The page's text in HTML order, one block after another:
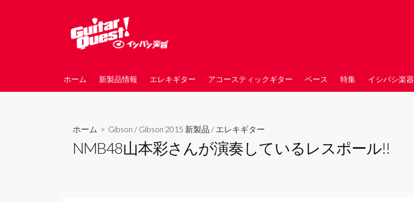
ホーム 新製品情報 エレキギター アコースティックギター ベース 特集 イシバシ楽器
ホーム > Gibson / Gibson 2015 新製品 / エレキギター
NMB48山本彩さんが演奏しているレスポール!!